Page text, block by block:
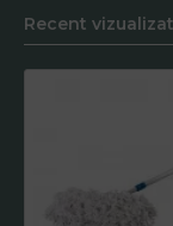
Recent